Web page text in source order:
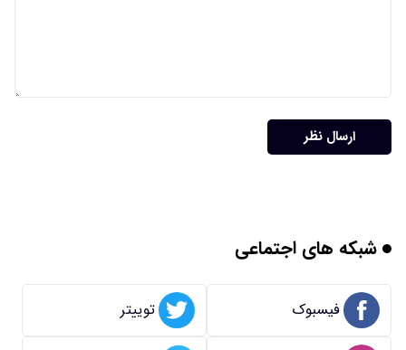
ارسال نظر
شبکه های اجتماعی
فیسبوک توییتر